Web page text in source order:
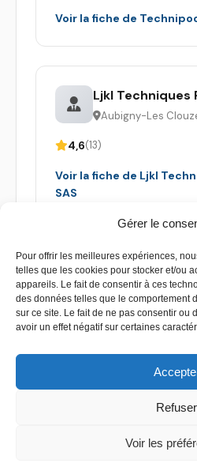
Gérer le
Pour offrir les meilleures expériences,
telles que les cookies pour stocker et/ou
appareils. Le fait de consentir à ces
des données telles que le comportement
sur ce site. Le fait de ne pas consentir ou
avoir un effet négatif sur certaines
Refuser
Voir les
Voir la fiche de
Ljkl Techniques
Aubigny-Les
4,6(13)
Voir la fiche de Ljkl
SAS